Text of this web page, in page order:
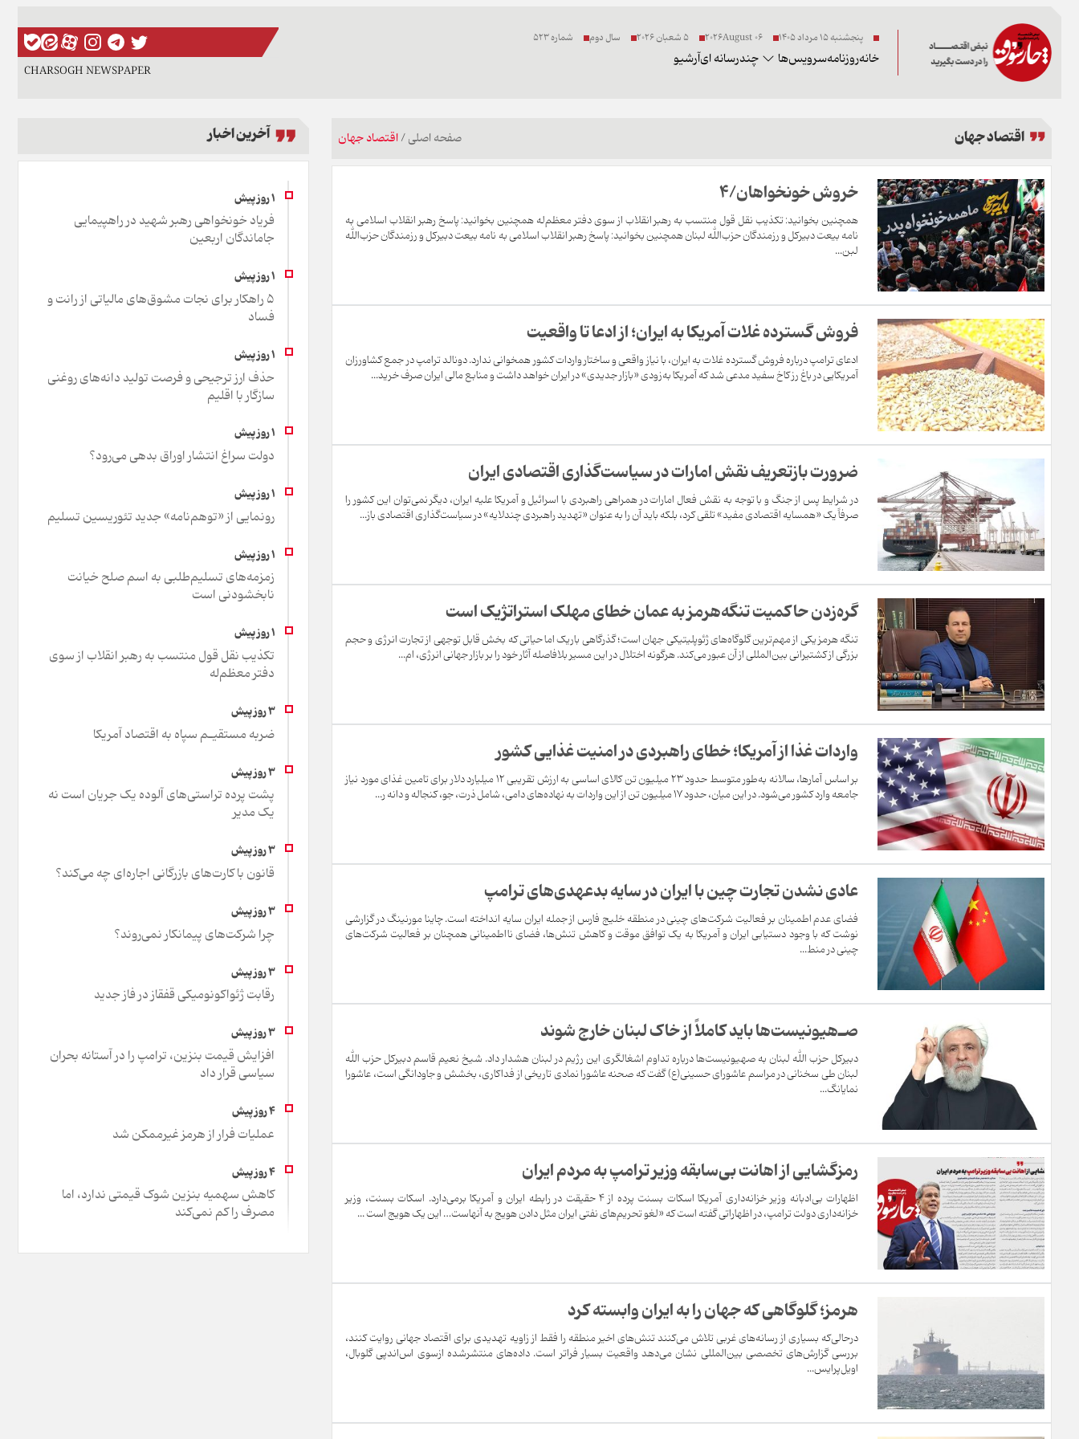
پنجشنبه ۱۵ مرداد ۱۴۰۵ 06 2026August 5 شعبان 2026 سال دوم شماره 523
خانهروزنامهسرویس‌ها چندرسانه ایآرشیو
CHARSOGH NEWSPAPER
اقتصاد جهان صفحه اصلی/اقتصاد جهان
خروش خونخواهان/4
همچنین بخوانید: تکذیب نقل قول منتسب به رهبر انقلاب از سوی دفتر معظم‌له همچنین بخوانید: پاسخ رهبر انقلاب اسلامی به
نامه بیعت دبیرکل و رزمندگان حزب‌الله لبنان همچنین بخوانید: پاسخ رهبر انقلاب اسلامی به نامه بیعت دبیرکل و رزمندگان حزب‌الله
لبن...
فروش گسترده غلات آمریکا به ایران؛ از ادعا تا واقعیت
ادعای ترامپ درباره فروش گسترده غلات به ایران، با نیاز واقعی و ساختار واردات کشور همخوانی ندارد. دونالد ترامپ در جمع کشاورزان
آمریکایی در باغ رز کاخ سفید مدعی شد که آمریکا به‌زودی «بازار جدیدی» در ایران خواهد داشت و منابع مالی ایران صرف خرید...
ضرورت بازتعریف نقش امارات در سیاست‌گذاری اقتصادی ایران
در شرایط پس از جنگ و با توجه به نقش فعال امارات در همراهی راهبردی با اسرائیل و آمریکا علیه ایران، دیگر نمی‌توان این کشور را
صرفاً یک «همسایه اقتصادی مفید» تلقی کرد، بلکه باید آن را به عنوان «تهدید راهبردی چندلایه» در سیاست‌گذاری اقتصادی باز...
گره‌زدن حا‌کمیت تنگه‌هرمز به عمان خطای مهلک استراتژ‌یک است
تنگه هرمز یکی از مهم‌ترین گلوگاه‌های ژئوپلیتیکی جهان است؛ گذرگاهی باریک اما حیاتی که بخش قابل توجهی از تجارت انرژی و حجم
بزرگی از کشتیرانی بین‌المللی از آن عبور می‌کند. هرگونه اختلال در این مسیر بلافاصله آثار خود را بر بازار جهانی انرژی، ام...
واردات غذا از آمریکا؛ خطای راهبردی در امنیت غذایی کشور
بر اساس آمارها، سالانه به‌طور متوسط حدود ۲۳ میلیون تن کالای اساسی به ارزش تقریبی ۱۲ میلیارد دلار برای تامین غذای مورد نیاز
جامعه وارد کشور می‌شود. در این میان، حدود ۱۷ میلیون تن از این واردات به نهاده‌های دامی، شامل ذرت، جو، کنجاله و دانه ر...
عادی نشدن تجارت چین با ایران در سایه بدعهدی‌های ترامپ
فضای عدم اطمینان بر فعالیت شرکت‌های چینی در منطقه خلیج فارس از جمله ایران سایه انداخته است. چاینا مورنینگ در گزارشی
نوشت که با وجود دستیابی ایران و آمریکا به یک توافق موقت و کاهش تنش‌ها، فضای نااطمینانی همچنان بر فعالیت شرکت‌های
چینی در منط...
صـ‌هیونیست‌ها باید کاملاً از خا‌ک لبنان خارج شوند
دبیرکل حزب الله لبنان به صهیونیست‌ها درباره تداوم اشغالگری این رژیم در لبنان هشدار داد. شیخ نعیم قاسم دبیرکل حزب الله
لبنان طی سخنانی در مراسم عاشورای حسینی‌(ع) گفت که صحنه عاشورا نمادی تاریخی از فداکاری، بخشش و جاودانگی است، عاشورا
نمایانگ...
رمزگشایی از اهانت بی‌سابقه وز‌یر ترامپ به مردم ایران
اظهارات بی‌ادبانه وزیر خزانه‌داری آمریکا اسکات بسنت پرده از ۴ حقیقت در رابطه ایران و آمریکا برمی‌دارد. اسکات بسنت، وزیر
خزانه‌داری دولت ترامپ، در اظهاراتی گفته است که «لغو تحریم‌های نفتی ایران مثل دادن هویج به آنهاست… این یک هویج است ...
هرمز؛ گلوگاهی که جهان را به ایران وابسته کرد
درحالی‌که بسیاری از رسانه‌های غربی تلاش می‌کنند تنش‌های اخیر منطقه را فقط از زاویه تهدیدی برای اقتصاد جهانی روایت کنند،
بررسی گزارش‌های تخصصی بین‌المللی نشان می‌دهد واقعیت بسیار فراتر است. داده‌های منتشرشده ازسوی اس‌اندپی گلوبال،
اویل‌پرایس...
آخرین اخبار
فریاد خونخواهی رهبر شهید در راهپیمایی
جاماندگان اربعین
۵ راهکار برای نجات مشوق‌های مالیاتی از رانت و
فساد
حذف ارز ترجیحی و فرصت تولید دانه‌های روغنی
سازگار با اقلیم
دولت سراغ انتشار اوراق بدهی می‌رود؟
رونمایی از «توهم‌نامه» جدید تئور‌یسین تسلیم
زمزمه‌های تسلیم‌طلبی به اسم صلح خیانت
نابخشودنی است
تکذیب نقل قول منتسب به رهبر انقلاب از سوی
دفتر معظم‌له
ضربه مستقیـم سپاه به اقتصاد آمر‌یکا
پشت پرده تراستی‌های آلوده یک جریان است نه
یک مدیر
قانون با کارت‌های بازرگانی اجاره‌ای چه می‌کند؟
چرا شرکت‌های پیمانکار نمی‌روند؟
رقابت ژئواکونومیکی قفقاز در فاز جدید
افزایش قیمت بنزین، ترامپ را در آستانه بحران
سیاسی قرار داد
عملیات فرار از هرمز غیرممکن شد
کاهش سهمیه بنزین شوک قیمتی ندارد، اما
مصرف را کم نمی‌کند